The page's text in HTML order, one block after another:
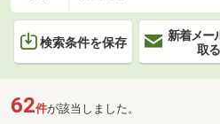
検索条件を保存
新着メー
取る
62件が該当しました。